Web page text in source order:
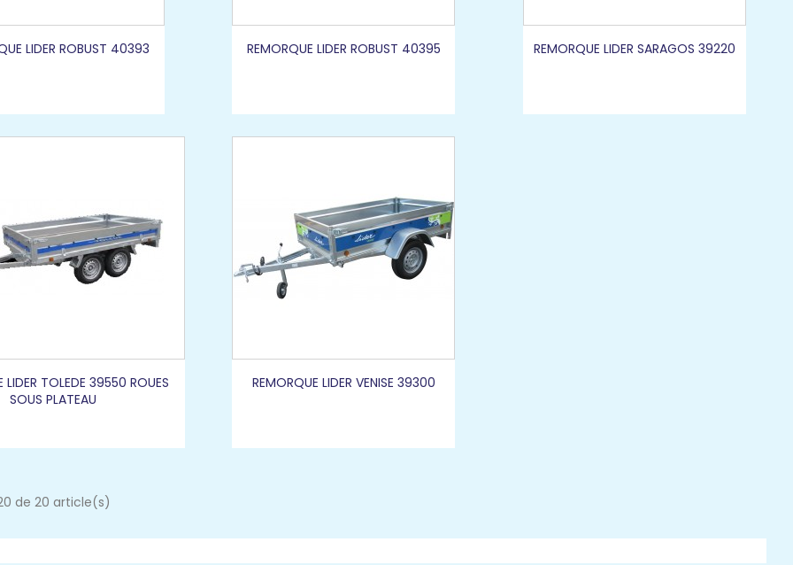
LIDER ROBUST 40393 REMORQUE LIDER ROBUST 40395 REMORQUE LIDER SARAGOS 39220
LIDER TOLEDE 39550 ROUES
SOUS PLATEAU
REMORQUE LIDER VENISE 39300
de 20 article(s)